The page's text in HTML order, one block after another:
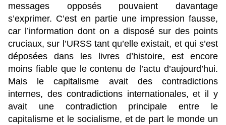
messages opposés pouvaient davantage
s’exprimer. C’est en partie une impression fausse,
car l’information dont on a disposé sur des points
cruciaux, sur l’URSS tant qu’elle existait, et qui s’est
déposées dans les livres d’histoire, est encore
moins fiable que le contenu de l’actu d’aujourd’hui.
Mais le capitalisme avait des contradictions
internes, des contradictions internationales, et il y
avait une contradiction principale entre le
capitalisme et le socialisme, et de part le monde un